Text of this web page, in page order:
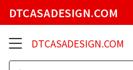
DTCASADESIGN.COM
DTCASADESIGN.COM